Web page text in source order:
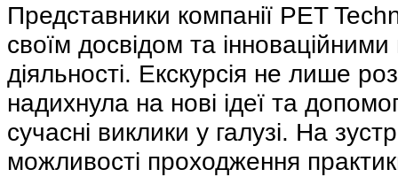
Представники компанії PET
своїм досвідом та
діяльності. Екскурсія не лише
надихнула на нові ідеї та
сучасні виклики у галузі. На
можливості проходження